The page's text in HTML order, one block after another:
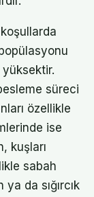
süreci
özellikle
ise
kuşları
sabah
da sığırcık